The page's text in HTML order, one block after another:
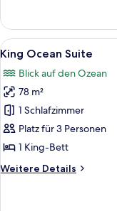
Zimmer,
2 Einzelbetten,
Meerblick
Alle
Fotos
für
King
Ocean
Suite
anzeigen
9
King Ocean Suite
Blick auf den Ozean
78 m²
1 Schlafzimmer
Platz für 3 Personen
1 King-Bett
Weitere Details
Weitere